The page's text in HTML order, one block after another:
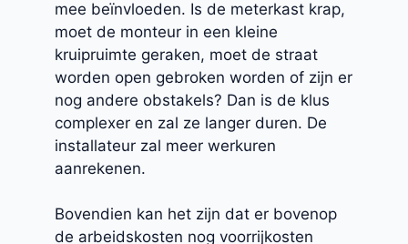
mee beïnvloeden. Is de meterkast krap,
moet de monteur in een kleine
kruipruimte geraken, moet de straat
worden open gebroken worden of zijn er
nog andere obstakels? Dan is de klus
complexer en zal ze langer duren. De
installateur zal meer werkuren
aanrekenen.
Bovendien kan het zijn dat er bovenop
de arbeidskosten nog voorrijkosten